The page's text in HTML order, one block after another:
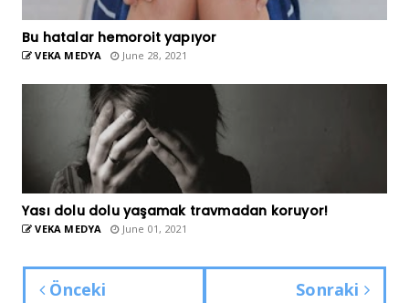
Bu hatalar hemoroit yapıyor
VEKA MEDYA June 28, 2021
Yası dolu dolu yaşamak travmadan koruyor!
VEKA MEDYA June 01, 2021
Önceki Sonraki